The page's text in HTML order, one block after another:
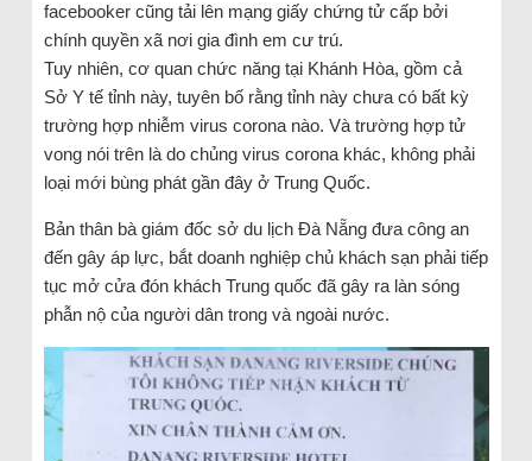
facebooker cũng tải lên mạng giấy chứng tử cấp bởi
chính quyền xã nơi gia đình em cư trú.
Tuy nhiên, cơ quan chức năng tại Khánh Hòa, gồm cả
Sở Y tế tỉnh này, tuyên bố rằng tỉnh này chưa có bất kỳ
trường hợp nhiễm virus corona nào. Và trường hợp tử
vong nói trên là do chủng virus corona khác, không phải
loại mới bùng phát gần đây ở Trung Quốc.
Bản thân bà giám đốc sở du lịch Đà Nẵng đưa công an
đến gây áp lực, bắt doanh nghiệp chủ khách sạn phải tiếp
tục mở cửa đón khách Trung quốc đã gây ra làn sóng
phẫn nộ của người dân trong và ngoài nước.